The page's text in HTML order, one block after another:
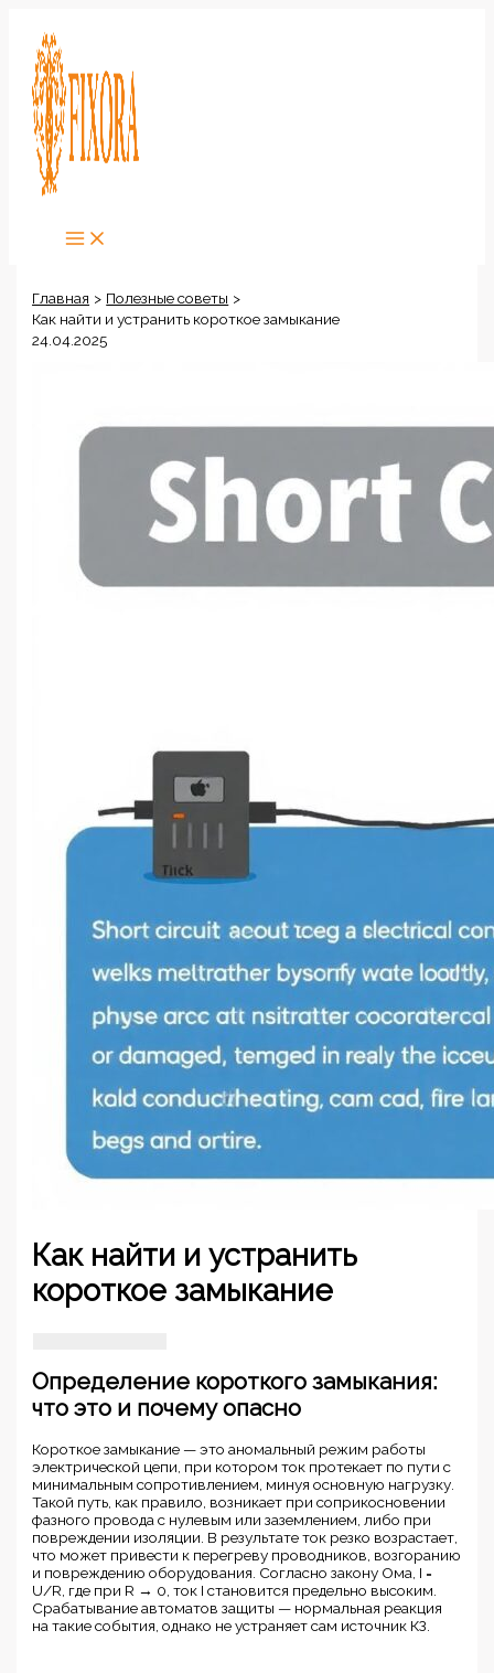
содержимому
Главная
Полезные советы
Как найти и устранить короткое замыкание
24.04.2025
Как найти и устранить
короткое замыкание
Определение короткого замыкания:
что это и почему опасно
Короткое замыкание — это аномальный режим работы
электрической цепи, при котором ток протекает по пути с
минимальным сопротивлением, минуя основную нагрузку.
Такой путь, как правило, возникает при соприкосновении
фазного провода с нулевым или заземлением, либо при
повреждении изоляции. В результате ток резко возрастает,
что может привести к перегреву проводников, возгоранию
и повреждению оборудования. Согласно закону Ома, I =
U/R, где при R → 0, ток I становится предельно высоким.
Срабатывание автоматов защиты — нормальная реакция
на такие события, однако не устраняет сам источник КЗ.